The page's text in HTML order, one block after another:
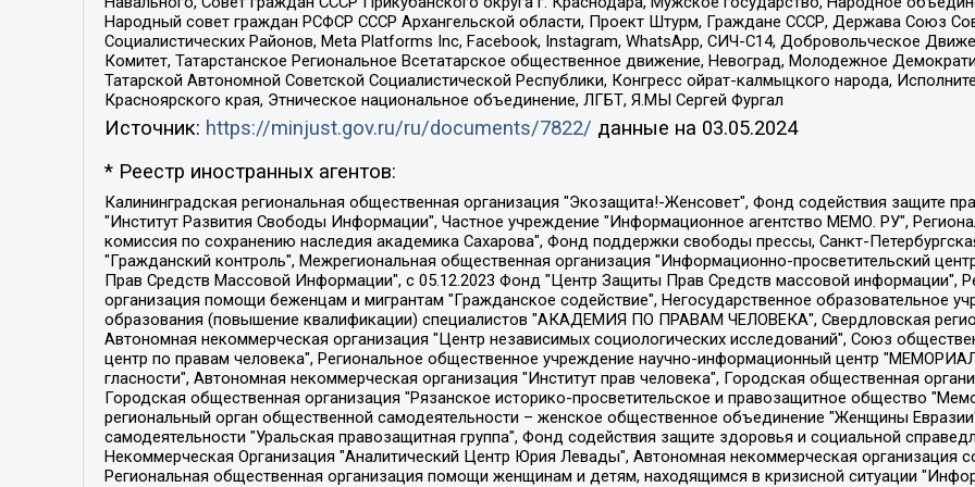
Народный совет граждан РСФСР СССР Архангельской области, Проект Штурм, Граждане СССР, Держава Союз
Социалистических Районов, Meta Platforms Inc, Facebook, Instagram, WhatsApp, СИЧ-С14, Добровольческое
Комитет, Татарстанское Региональное Всетатарское общественное движение, Невоград, Молодежное
Татарской Автономной Советской Социалистической Республики, Конгресс ойрат-калмыцкого народа,
Красноярского края, Этническое национальное объединение, ЛГБТ, Я.МЫ Сергей Фургал
Источник: https://minjust.gov.ru/ru/documents/7822/ данные на 03.05.2024
* Реестр иностранных агентов:
Калининградская региональная общественная организация "Экозащита!-Женсовет", Фонд содействия защите прав и свобод граждан "Общественный вердикт", Фонд "Институт Развития Свободы Информации", Частное учреждение "Информационное агентство МЕМО. РУ", Региональная общественная организация "Общественная комиссия по сохранению наследия академика Сахарова", Фонд поддержки свободы прессы, Санкт-Петербургская общественная правозащитная организация "Гражданский контроль", Межрегиональная общественная организация "Информационно-просветительский центр "Мемориал", Региональный Фонд "Центр Защиты Прав Средств Массовой Информации", с 05.12.2023 Фонд "Центр Защиты Прав Средств массовой информации", Региональная общественная благотворительная организация помощи беженцам и мигрантам "Гражданское содействие", Негосударственное образовательное учреждение дополнительного профессионального образования (повышение квалификации) специалистов "АКАДЕМИЯ ПО ПРАВАМ ЧЕЛОВЕКА", Свердловская региональная общественная организация "Сутяжник", Автономная некоммерческая организация "Центр независимых социологических исследований", Союз общественных объединений "Российский исследовательский центр по правам человека", Региональное общественное учреждение научно-информационный центр "МЕМОРИАЛ", Некоммерческая организация "Фонд защиты гласности", Автономная некоммерческая организация "Институт прав человека", Городская общественная организация "Екатеринбургское общество "МЕМОРИАЛ", Городская общественная организация "Рязанское историко-просветительское и правозащитное общество "Мемориал" (Рязанский Мемориал), Челябинский региональный орган общественной самодеятельности – женское общественное объединение "Женщины Евразии", Челябинский региональный орган общественной самодеятельности "Уральская правозащитная группа", Фонд содействия защите здоровья и социальной справедливости имени Андрея Рылькова, Автономная Некоммерческая Организация "Аналитический Центр Юрия Левады", Автономная некоммерческая организация социальной поддержки населения "Проект Апрель", Региональная общественная организация помощи женщинам и детям, находящимся в кризисной ситуации "Информационно-методический центр "Анна", Фонд содействия развитию массовых коммуникаций и правовому просвещению "Так-так-Так", Фонд содействия устойчивому развитию "Серебряная тайга", Свердловский региональный общественный фонд социальных проектов "Новое время", "Idel.Реалии", Кавказ.Реалии, Крым.Реалии, Телеканал Настоящее Время, Татаро-башкирская служба Радио Свобода (Azatliq Radiosi), Радио Свободная Европа/Радио Свобода (PCE/PC), "Сибирь.Реалии", "Фактограф", Благотворительный фонд помощи осужденным и их семьям, Автономная некоммерческая организация "Институт глобализации и социальных движений", Фонд "В защиту прав заключенных", Частное учреждение "Центр поддержки и содействия развитию средств массовой информации", Пензенский региональный общественный благотворительный фонд "Гражданский союз", "Север.Реалии", Некоммерческая организация Фонд "Правовая инициатива", Общество с ограниченной ответственностью "Радио Свободная Европа/Радио Свобода", Чешское информационное агентство "MEDIUM-ORIENT", Красноярская региональная общественная организация "Мы против СПИДа", Камалягин Денис Николаевич, Маркелов Сергей Евгеньевич, Пономарев Лев Александрович, Савицкая Людмила Алексеевна, Автономная некоммерческая организация "Центр по работе с проблемой насилия "НАСИЛИЮ.НЕТ", Межрегиональный профессиональный союз работников здравоохранения "Альянс врачей", Юридическое лицо, зарегистрированное в Латвийской Республике, SIA "Medusa Project" (регистрационный номер 40103797863, дата регистрации 10.06.2014), Некоммерческая организация "Фонд по борьбе с коррупцией", Автономная некоммерческая организация "Институт права и публичной политики", Баданин Роман Сергеевич, Гликин Максим Александрович, Железнова Мария Михайловна, Лукьянова Юлия Сергеевна, Маетная Елизавета Витальевна, Маняхин Петр Борисович, Чуракова Ольга Владимировна, Ярош Юлия Петровна, Юридическое лицо "The Insider SIA", зарегистрированное в Риге, Латвийская Республика (дата регистрации 26.06.2015), являющееся администратором доменного имени интернет-издания "The Insider SIA", https://theins.ru, Постернак Алексей Евгеньевич, Рубин Михаил Аркадьевич, Анин Роман Александрович, Юридическое лицо Istories fonds, зарегистрированное в Латвийской Республике (регистрационный номер 50008295751, дата регистрации 24.02.2020), Великовский Дмитрий Александрович, Долинина Ирина Николаевна, Мароховская Алеся Алексеевна, Шлейнов Роман Юрьевич, Шмагун Олеся Валентиновна, Общество с ограниченной ответственностью "Альтаир 2021", Общество с ограниченной ответственностью "Вега 2021", Общество с ограниченной ответственностью "Главный редактор 2021", Общество с ограниченной ответственностью "Ромашки монолит", Важенков Артем Валерьевич, Ивановская областная общественная организация "Центр гендерных исследований", Гурман Юрий Альбертович, Медиапроект "ОВД-Инфо", Егоров Владимир Владимирович, Жилинский Владимир Александрович, Общество с ограниченной ответственностью "ЗП", Иванова София Юрьевна, Карезина Инна Павловна, Кильтау Екатерина Викторовна, Петров Алексей Викторович, Пискунов Сергей Евгеньевич, Смирнов Сергей Сергеевич, Тихонов Михаил Сергеевич, Общество с ограниченной ответственностью "ЖУРНАЛИСТ-ИНОСТРАННЫЙ АГЕНТ", Арапова Галина Юрьевна, Вольтская Татьяна Анатольевна, Американская компания "Mason G.E.S. Anonymous Foundation" (США), являющаяся владельцем интернет-издания https://mnews.world/, Компания "Stichting Bellingcat", зарегистрированная в Нидерландах (дата регистрации 11.07.2018), Захаров Андрей Вячеславович, Клепиковская Екатерина Дмитриевна, Общество с ограниченной ответственностью "МЕМО", Перл Роман Александрович, Симонов Евгений Алексеевич, Соловьева Елена Анатольевна, Сотников Даниил Владимирович, Сурначева Елизавета Дмитриевна, Автономная некоммерческая организация по защите прав человека и информированию населения "Якутия – Наше Мнение", Общество с ограниченной ответственностью "Москоу диджитал медиа", с 26.01.2023 Общество с ограниченной ответственностью "Чайка Белые сады", Ветошкина Валерия Валерьевна, Заговора Максим Александрович, Межрегиональное общественное движение "Российская ЛГБТ - сеть", Оленичев Максим Владимирович, Павлов Иван Юрьевич, Скворцова Елена Сергеевна, Общество с ограниченной ответственностью "Как бы инагент", Кочетков Игорь Викторович, Общество с ограниченной ответственностью "Честные выборы", Еланчик Олег Александрович, Общество с ограниченной ответственностью "Нобелевский призыв", Гималова Регина Эмилевна, Григорьев Андрей Валерьевич, Григорьева Алина Александровна, Ассоциация по содействию защите прав призывников, альтернативнослужащих и военнослужащих "Правозащитная группа